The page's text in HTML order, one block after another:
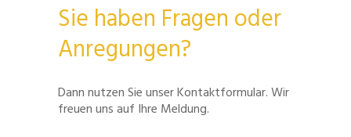
Sie haben Fragen oder
Anregungen?
Dann nutzen Sie unser Kontaktformular. Wir
freuen uns auf Ihre Meldung.